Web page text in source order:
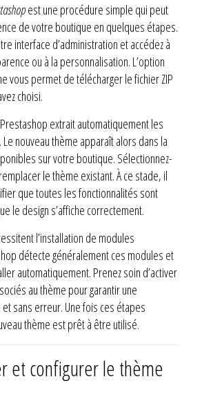
est une procédure simple qui peut
de votre boutique en quelques étapes.
interface d’administration et accédez à
ou à la personnalisation. L’option
vous permet de télécharger le fichier ZIP
choisi.
extrait automatiquement les
nouveau thème apparaît alors dans la
sur votre boutique. Sélectionnez-
le thème existant. À ce stade, il
que toutes les fonctionnalités sont
le design s’affiche correctement.
l’installation de modules
détecte généralement ces modules et
automatiquement. Prenez soin d’activer
au thème pour garantir une
sans erreur. Une fois ces étapes
thème est prêt à être utilisé.
et configurer le thème